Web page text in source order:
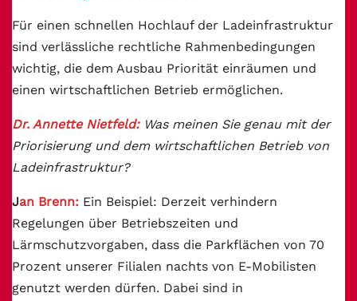
Für einen schnellen Hochlauf der Ladeinfrastruktur
sind verlässliche rechtliche Rahmenbedingungen
wichtig, die dem Ausbau Priorität einräumen und
einen wirtschaftlichen Betrieb ermöglichen.
Dr. Annette Nietfeld:Was meinen Sie genau mit der
Priorisierung und dem wirtschaftlichen Betrieb von
Ladeinfrastruktur?
Jan Brenn: Ein Beispiel: Derzeit verhindern
Regelungen über Betriebszeiten und
Lärmschutzvorgaben, dass die Parkflächen von 70
Prozent unserer Filialen nachts von E-Mobilisten
genutzt werden dürfen. Dabei sind in